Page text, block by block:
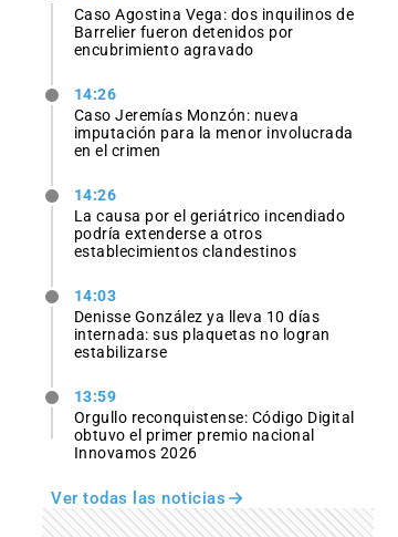
Caso Agostina Vega: dos inquilinos de
Barrelier fueron detenidos por
encubrimiento agravado
14:26
Caso Jeremías Monzón: nueva
imputación para la menor involucrada
en el crimen
14:26
La causa por el geriátrico incendiado
podría extenderse a otros
establecimientos clandestinos
14:03
Denisse González ya lleva 10 días
internada: sus plaquetas no logran
estabilizarse
13:59
Orgullo reconquistense: Código Digital
obtuvo el primer premio nacional
Innovamos 2026
Ver todas las noticias